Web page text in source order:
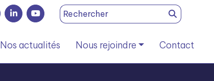
Search
for:
Nos actualités Nous rejoindre Contact